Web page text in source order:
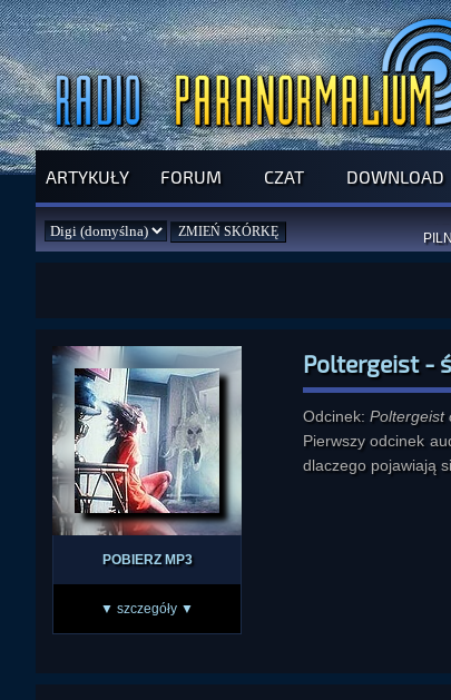
ARTYKUŁY FORUM CZAT DOWNLOAD
POBIERZ MP3
▼ szczegóły ▼
Poltergeist -
Odcinek: Poltergeist
Pierwszy odcinek
dlaczego pojawiają